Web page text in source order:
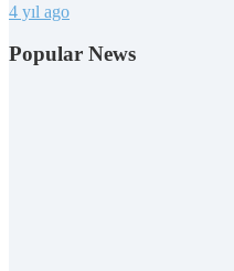
4 yıl ago
Popular News